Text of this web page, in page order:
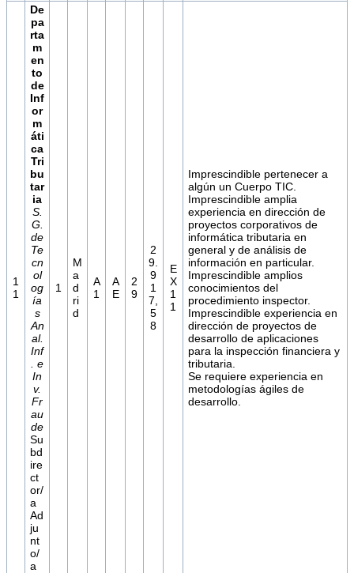
1
1
De
pa
rta
m
en
to
de
Inf
or
m
áti
ca
Tri
bu
tar
ia
S.
G.
de
Te
cn
ol
og
ía
s
An
al.
Inf
. e
In
v.
Fr
au
de
Su
bd
ire
ct
or/
a
Ad
ju
nt
o/
a
1
M
a
d
ri
d
A
1
A
E
2
9
2
9.
9
1
7,
5
8
E
X
1
1
Imprescindible pertenecer a
algún un Cuerpo TIC.
Imprescindible amplia
experiencia en dirección de
proyectos corporativos de
informática tributaria en
general y de análisis de
información en particular.
Imprescindible amplios
conocimientos del
procedimiento inspector.
Imprescindible experiencia en
dirección de proyectos de
desarrollo de aplicaciones
para la inspección financiera y
tributaria.
Se requiere experiencia en
metodologías ágiles de
desarrollo.